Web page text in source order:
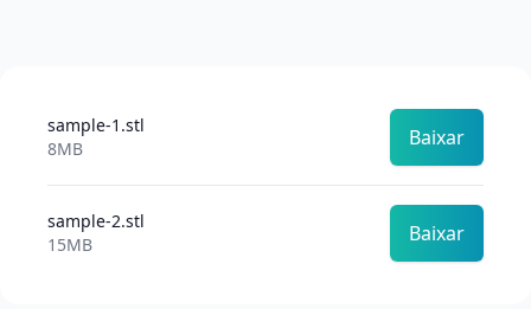
sample-1.stl
8MB
Baixar
sample-2.stl
15MB
Baixar